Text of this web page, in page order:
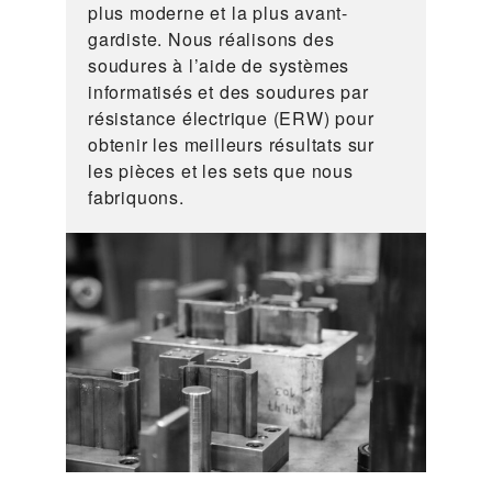
plus moderne et la plus avant-
gardiste. Nous réalisons des
soudures à l’aide de systèmes
informatisés et des soudures par
résistance électrique (ERW) pour
obtenir les meilleurs résultats sur
les pièces et les sets que nous
fabriquons.